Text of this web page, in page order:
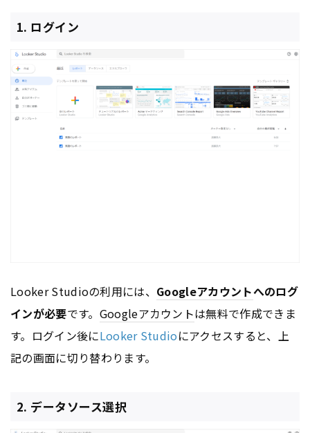
1. ログイン
Looker Studioの利用には、 Googleアカウントへのログ
インが必要です。 Googleアカウントは無料で作成できま
す。ログイン後にLooker Studioにアクセスすると、上
記の画面に切り替わります。
2. データソース選択